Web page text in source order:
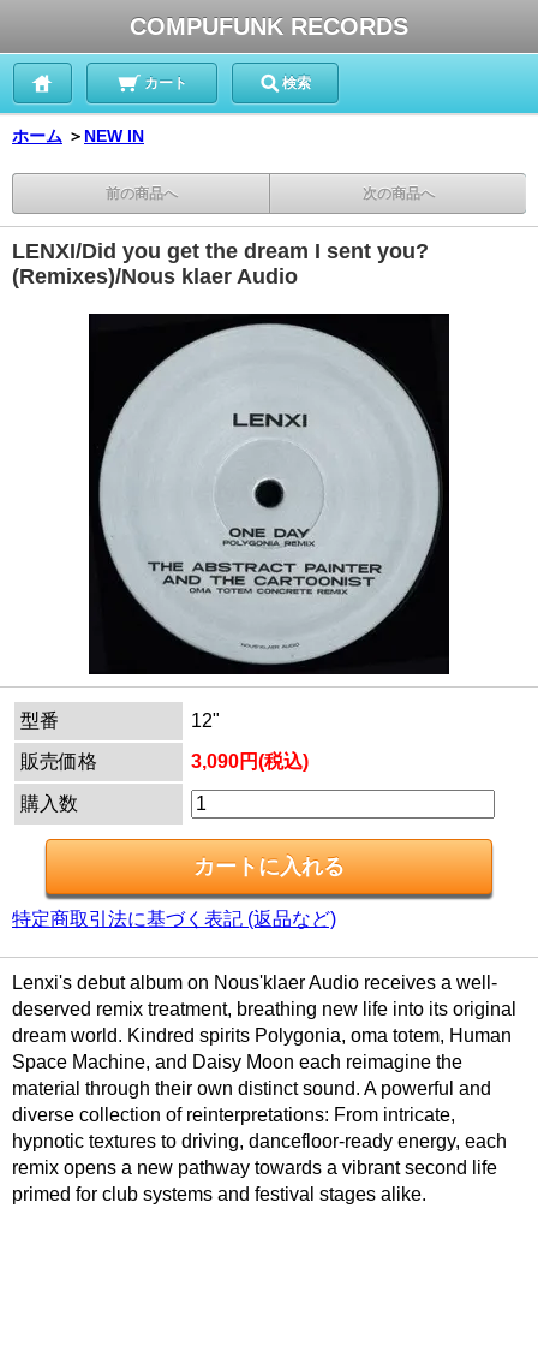
COMPUFUNK RECORDS
カート 検索
ホーム ＞ NEW IN
前の商品へ 次の商品へ
LENXI/Did you get the dream I sent you?
(Remixes)/Nous klaer Audio
型番
12"
販売価格
3,090円(税込)
購入数
特定商取引法に基づく表記 (返品など)
Lenxi's debut album on Nous'klaer Audio receives a well-
deserved remix treatment, breathing new life into its original
dream world. Kindred spirits Polygonia, oma totem, Human
Space Machine, and Daisy Moon each reimagine the
material through their own distinct sound. A powerful and
diverse collection of reinterpretations: From intricate,
hypnotic textures to driving, dancefloor-ready energy, each
remix opens a new pathway towards a vibrant second life
primed for club systems and festival stages alike.